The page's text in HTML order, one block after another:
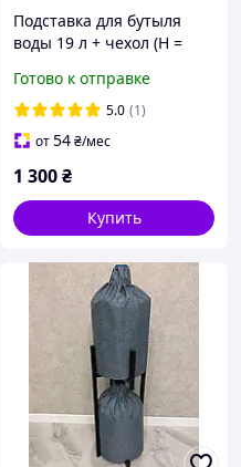
Подставка для бутыля
воды 19 л + чехол (Н =
Готово к отправке
5.0 (1)
от54₴/мес
1 300₴
Купить